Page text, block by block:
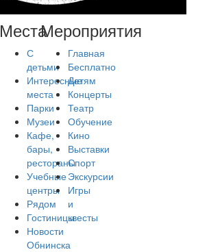
Места
С
детьми
Интересные
места
Парки
Музеи
Кафе,
бары,
рестораны
Учебные
центры
Рядом
Гостиницы
Новости
Обнинска
Мероприятия
Главная
Бесплатно
Детям
Концерты
Театр
Обучение
Кино
Выставки
Спорт
Экскурсии
Игры
и
квесты